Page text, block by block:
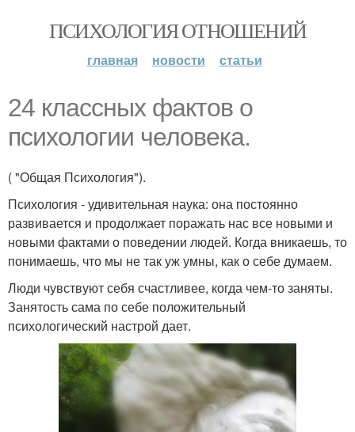
ПСИХОЛОГИЯ ОТНОШЕНИЙ
главная новости статьи
24 классных фактов о
психологии человека.
( "Общая Психология").
Психология - удивительная наука: она постоянно
развивается и продолжает поражать нас все новыми и
новыми фактами о поведении людей. Когда вникаешь, то
понимаешь, что мы не так уж умны, как о себе думаем.
Люди чувствуют себя счастливее, когда чем-то заняты.
Занятость сама по себе положительный
психологический настрой дает.